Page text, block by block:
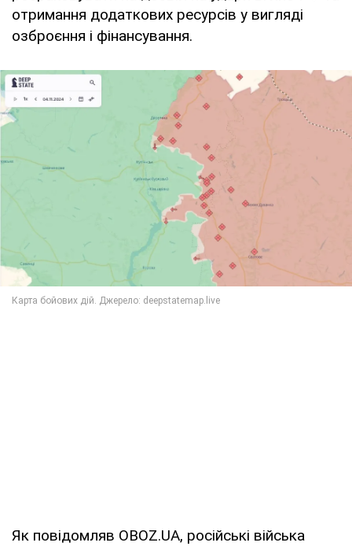
отримання додаткових ресурсів у вигляді
озброєння і фінансування.
Як повідомляв OBOZ.UA, російські війська